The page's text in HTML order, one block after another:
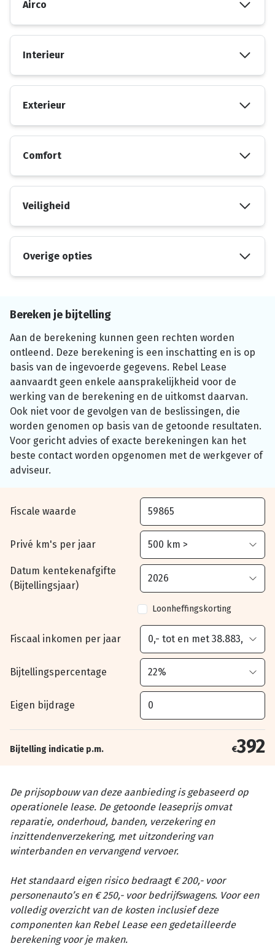
Airco
Interieur
Exterieur
Comfort
Veiligheid
Overige opties
Bereken je bijtelling
Aan de berekening kunnen geen rechten worden
ontleend. Deze berekening is een inschatting en is op
basis van de ingevoerde gegevens. Rebel Lease
aanvaardt geen enkele aansprakelijkheid voor de
werking van de berekening en de uitkomst daarvan.
Ook niet voor de gevolgen van de beslissingen, die
worden genomen op basis van de getoonde resultaten.
Voor gericht advies of exacte berekeningen kan het
beste contact worden opgenomen met de werkgever of
adviseur.
Fiscale waarde
Privé km's per jaar
Datum kentekenafgifte
(Bijtellingsjaar)
Loonheffingskorting
Fiscaal inkomen per jaar
Bijtellingspercentage
Eigen bijdrage
Bijtelling indicatie p.m. €392
De prijsopbouw van deze aanbieding is gebaseerd op
operationele lease. De getoonde leaseprijs omvat
reparatie, onderhoud, banden, verzekering en
inzittendenverzekering, met uitzondering van
winterbanden en vervangend vervoer.
Het standaard eigen risico bedraagt € 200,- voor
personenauto’s en € 250,- voor bedrijfswagens. Voor een
volledig overzicht van de kosten inclusief deze
componenten kan Rebel Lease een gedetailleerde
berekening voor je maken.